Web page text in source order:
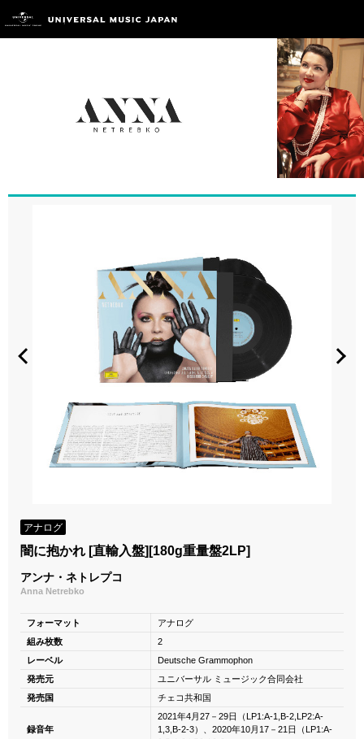
アナログ
闇に抱かれ [直輸入盤][180g重量盤2LP]
アンナ・ネトレプコ
Anna Netrebko
フォーマット
アナログ
組み枚数
2
レーベル
Deutsche Grammophon
発売元
ユニバーサル ミュージック合同会社
発売国
チェコ共和国
録音年
2021年4月27－29日（LP1:A-1,B-2,LP2:A-
1,3,B-2-3）、2020年10月17－21日（LP1:A-